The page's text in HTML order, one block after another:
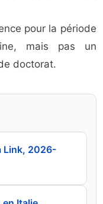
pour la période
mais pas un
doctorat.
Link, 2026-